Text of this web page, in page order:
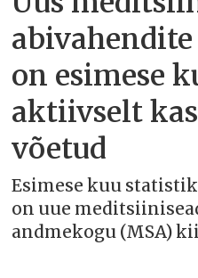
on esimese
aktiivselt
võetud
Esimese kuu
on uue
andmekogu (MSA)